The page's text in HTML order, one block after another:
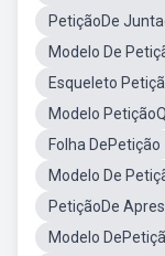
PetiçãoDe
Modelo De
Esqueleto
Modelo
Folha DePetição
Modelo De
PetiçãoDe
Modelo